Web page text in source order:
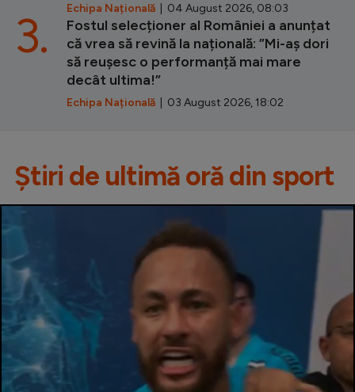
Echipa Națională | 04 August 2026, 08:03
Fostul selecționer al României a anunțat
că vrea să revină la națională: ”Mi-aș dori
să reușesc o performanță mai mare
decât ultima!”
Echipa Națională | 03 August 2026, 18:02
3.
Știri de ultimă oră din sport